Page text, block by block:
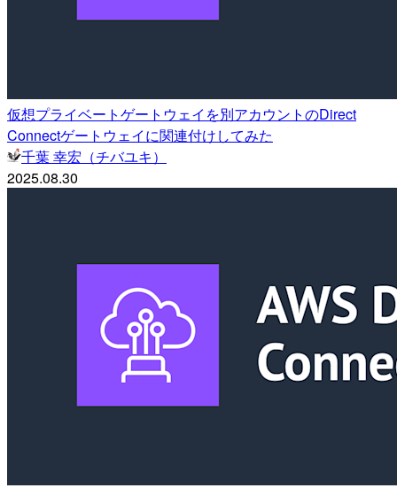
仮想プライベートゲートウェイを別アカウントのDirect
Connectゲートウェイに関連付けしてみた
千葉 幸宏（チバユキ）
2025.08.30